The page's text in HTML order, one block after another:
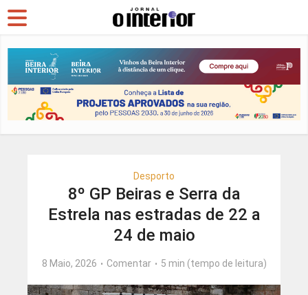
Desporto
8º GP Beiras e Serra da
Estrela nas estradas de 22 a
24 de maio
8 Maio, 2026 Comentar 5 min (tempo de leitura)